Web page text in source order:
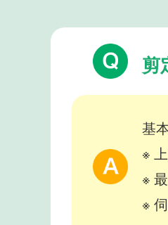
剪
基
※
※
※